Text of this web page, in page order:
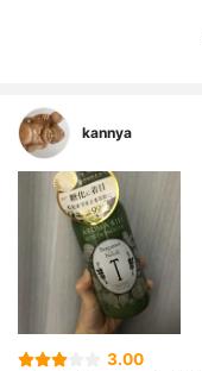
kannya
3.00